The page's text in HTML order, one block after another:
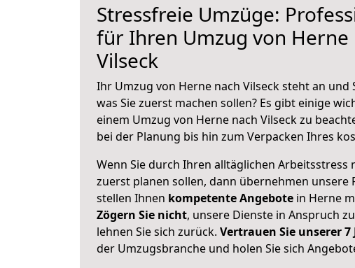
Stressfreie Umzüge:
für Ihren Umzug von Herne
Vilseck
Ihr Umzug von Herne nach Vilseck steht an und
was Sie zuerst machen sollen? Es gibt einige
einem Umzug von Herne nach Vilseck zu
bei der Planung bis hin zum Verpacken Ihres
Wenn Sie durch Ihren alltäglichen Arbeitsstress
zuerst planen sollen, dann übernehmen unsere
stellen Ihnen kompetente Angebote in Herne
Zögern Sie nicht, unsere Dienste in Anspruch
lehnen Sie sich zurück. Vertrauen Sie unserer
der Umzugsbranche und holen Sie sich